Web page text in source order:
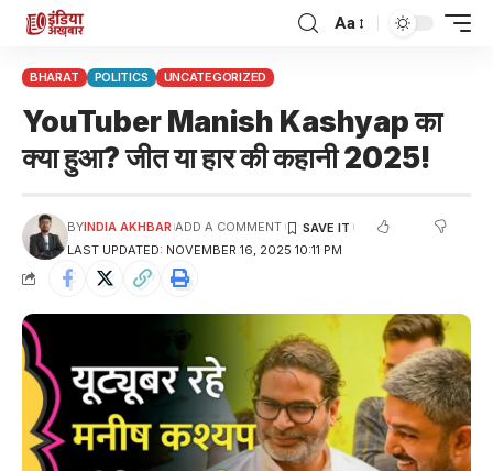
Aa
BHARAT POLITICS UNCATEGORIZED
YouTuber Manish Kashyap का
क्या हुआ? जीत या हार की कहानी 2025!
LAST UPDATED: NOVEMBER 16, 2025 10:11 PM
BYINDIA AKHBAR ADD A COMMENT